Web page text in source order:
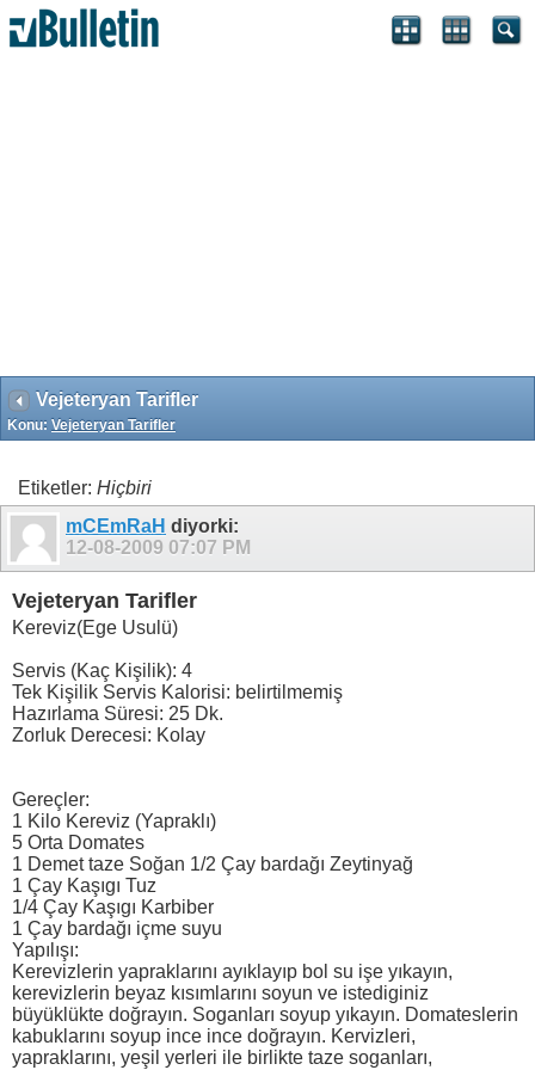
Vejeteryan Tarifler
Konu: Vejeteryan Tarifler
Etiketler: Hiçbiri
mCEmRaH diyorki:
12-08-2009 07:07 PM
Vejeteryan Tarifler
Kereviz(Ege Usulü)
Servis (Kaç Kişilik): 4
Tek Kişilik Servis Kalorisi: belirtilmemiş
Hazırlama Süresi: 25 Dk.
Zorluk Derecesi: Kolay
Gereçler:
1 Kilo Kereviz (Yapraklı)
5 Orta Domates
1 Demet taze Soğan 1/2 Çay bardağı Zeytinyağ
1 Çay Kaşıgı Tuz
1/4 Çay Kaşıgı Karbiber
1 Çay bardağı içme suyu
Yapılışı:
Kerevizlerin yapraklarını ayıklayıp bol su işe yıkayın,
kerevizlerin beyaz kısımlarını soyun ve istediginiz
büyüklükte doğrayın. Soganları soyup yıkayın. Domateslerin
kabuklarını soyup ince ince doğrayın. Kervizleri,
yapraklarını, yeşil yerleri ile birlikte taze soganları,
Search Engine Optimization by vBSEO 3.6.1 ©2011, Crawlability,